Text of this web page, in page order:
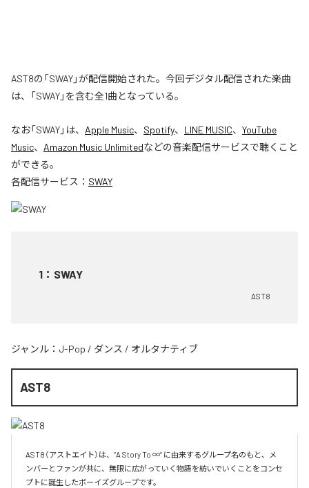
AST8の「SWAY」が配信開始された。今回デジタル配信された楽曲
は、「SWAY」を含む全1曲となっている。
なお「SWAY」は、 Apple Music、 Spotify、 LINE MUSIC、 YouTube
Music、 Amazon Music Unlimitedなどの音楽配信サービスで聴くこと
ができる。
各配信サービス： SWAY
1 ： SWAY
AST8
ジャンル： J-Pop / ダンス / オルタナティブ
AST8
AST8（アストエイト）は、“A Story To ∞” に由来するグループ名のもと、メ
ンバーとファンが共に、無限に広がっていく物語を紡いでいくことをコンセ
プトに誕生したボーイズグループです。